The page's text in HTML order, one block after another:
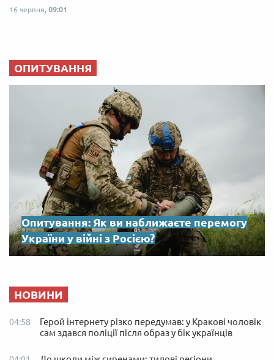
16 червня, 09:01
ОПИТУВАННЯ
Опитування: Як ви наближаєте перемогу
України у війні з Росією?
НОВИНИ
04:58
Герой інтернету різко передумав: у Кракові чоловік
сам здався поліції після образ у бік українців